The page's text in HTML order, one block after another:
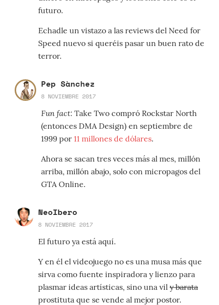
futuro.
Echadle un vistazo a las reviews del Need for
Speed nuevo si queréis pasar un buen rato de
terror.
Pep Sànchez
8 NOVIEMBRE 2017
Fun fact: Take Two compró Rockstar North
(entonces DMA Design) en septiembre de
1999 por 11 millones de dólares.
Ahora se sacan tres veces más al mes, millón
arriba, millón abajo, solo con micropagos del
GTA Online.
NeoIbero
8 NOVIEMBRE 2017
El futuro ya está aquí.
Y en él el videojuego no es una musa más que
sirva como fuente inspiradora y lienzo para
plasmar ideas artísticas, sino una vil y barata
prostituta que se vende al mejor postor.